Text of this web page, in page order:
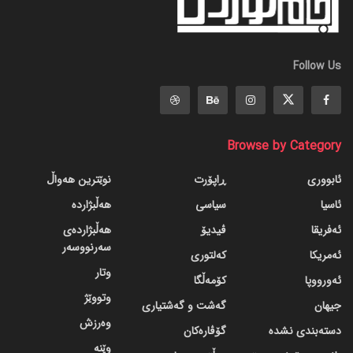
Follow Us
Browse by Category
ئابووری
ئاسیا
ئەفریقا
ئەمریکا
ئەورووپا
جیهان
دسته‌بندی نشده
ڕاپۆرت
سیاسی
ڤیدیۆ
کەلتوری
کۆمەڵگا
گه‌شت و گه‌شتیاری
گۆڤاره‌کان
نوێترین هەواڵ
هەڵبژاردە
هەڵبژاردەی
سەرنووسەر
وتار
وتووێژ
وەرزش
وێنە